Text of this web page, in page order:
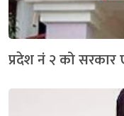
प्रदेश नं २ को